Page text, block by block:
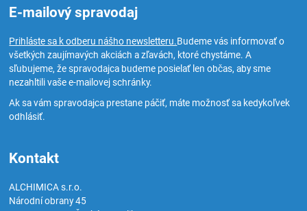
E-mailový spravodaj
Prihláste sa k odberu nášho newsletteru.Budeme vás informovať o
všetkých zaujímavých akciách a zľavách, ktoré chystáme. A
sľubujeme, že spravodajca budeme posielať len občas, aby sme
nezahltili vaše e-mailovej schránky.
Ak sa vám spravodajca prestane páčiť, máte možnosť sa kedykoľvek
odhlásiť.
Kontakt
ALCHIMICA s.r.o.
Národní obrany 45